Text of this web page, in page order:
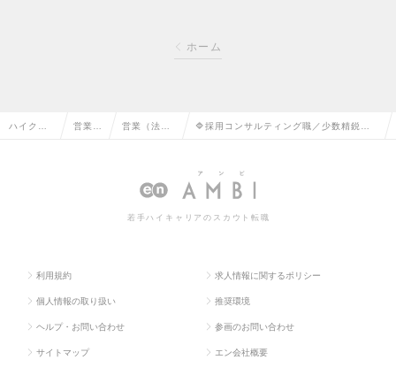
ホーム
ハイクラ 営業系 営業（法人 🔷採用コンサルティング職／少数精鋭の
若手ハイキャリアのスカウト転職
利用規約 求人情報に関するポリシー
個人情報の取り扱い 推奨環境
ヘルプ・お問い合わせ 参画のお問い合わせ
サイトマップ エン会社概要